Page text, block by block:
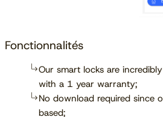
Fonctionnalités
Our smart locks are
with a 1 year warranty;
No download required since
based;